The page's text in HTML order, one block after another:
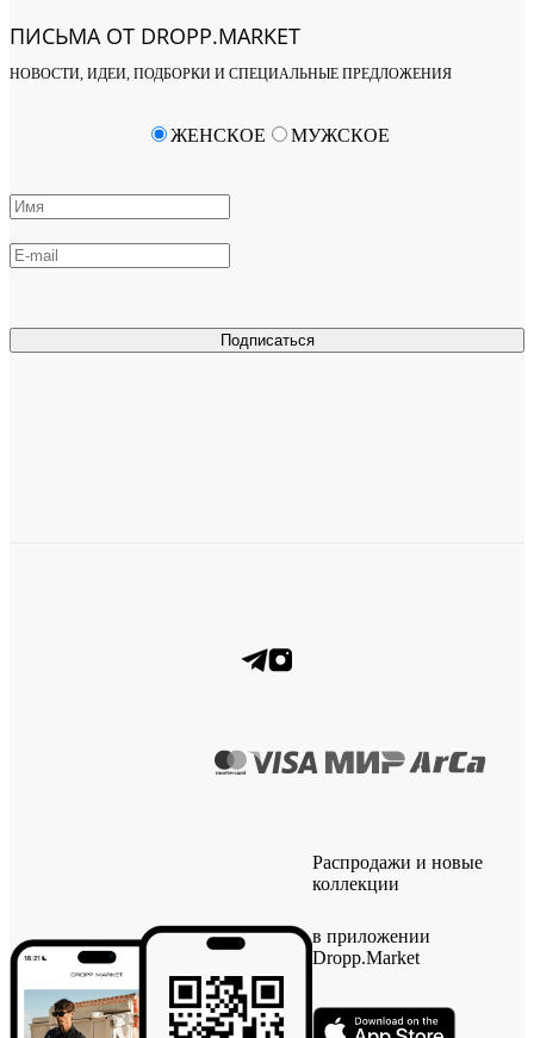
ПИСЬМА ОТ DROPP.MARKET
НОВОСТИ, ИДЕИ, ПОДБОРКИ И СПЕЦИАЛЬНЫЕ ПРЕДЛОЖЕНИЯ
Подписаться
ЖЕНСКОЕ МУЖСКОЕ
Распродажи и новые
коллекции
в приложении
Dropp.Market